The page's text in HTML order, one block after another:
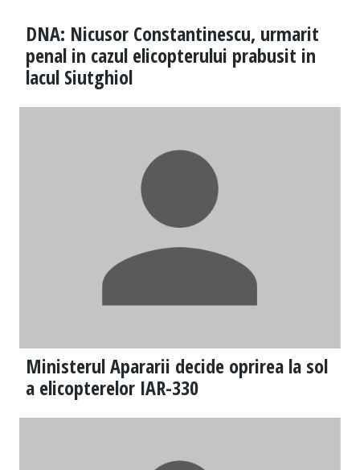
DNA: Nicusor Constantinescu, urmarit
penal in cazul elicopterului prabusit in
lacul Siutghiol
Ministerul Apararii decide oprirea la sol
a elicopterelor IAR-330